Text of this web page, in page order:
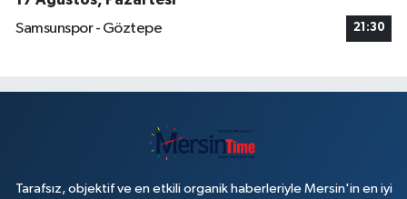
Samsunspor - Göztepe
21:30
Tarafsız, objektif ve en etkili organik haberleriyle Mersin'in en iyi